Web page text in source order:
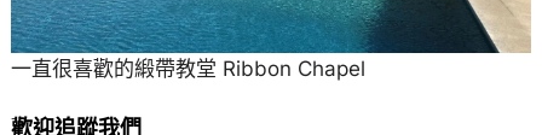
一直很喜歡的緞帶教堂 Ribbon Chapel
歡迎追蹤我們